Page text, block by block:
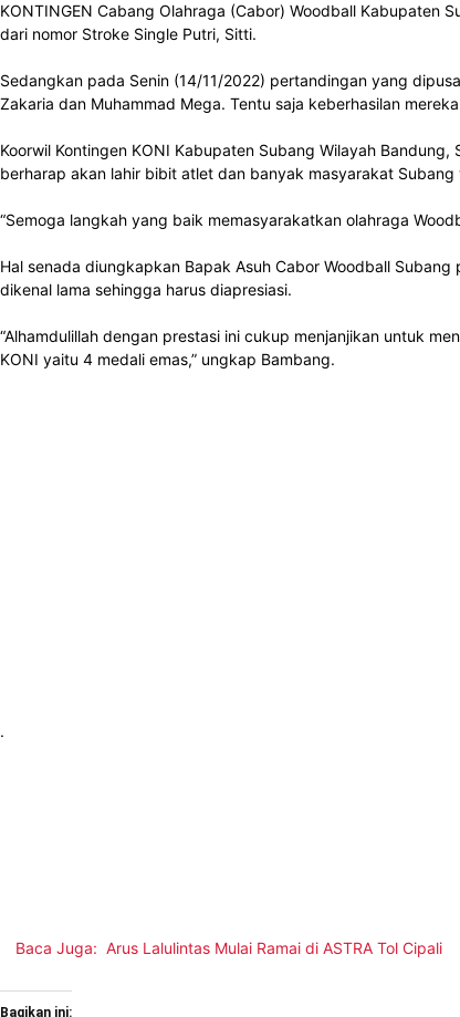
KONTINGEN Cabang Olahraga (Cabor) Woodball Kabupaten
dari nomor Stroke Single Putri, Sitti.
Sedangkan pada Senin (14/11/2022) pertandingan yang
Zakaria dan Muhammad Mega. Tentu saja keberhasilan
Koorwil Kontingen KONI Kabupaten Subang Wilayah
berharap akan lahir bibit atlet dan banyak masyarakat
“Semoga langkah yang baik memasyarakatkan olahraga
Hal senada diungkapkan Bapak Asuh Cabor Woodball
dikenal lama sehingga harus diapresiasi.
“Alhamdulillah dengan prestasi ini cukup menjanjikan untuk
KONI yaitu 4 medali emas,” ungkap Bambang.
.
Baca Juga: Arus Lalulintas Mulai Ramai di ASTRA Tol Cipali
Bagikan ini: